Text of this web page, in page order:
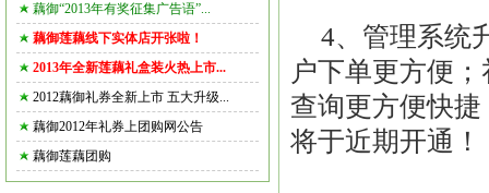
藕御“2013年有奖征集广告语”...
藕御莲藕线下实体店开张啦！
2013年全新莲藕礼盒装火热上市...
2012藕御礼券全新上市 五大升级...
藕御2012年礼券上团购网公告
藕御莲藕团购
4、管理系统
户下单更方便
查询更方便快
将于近期开通！